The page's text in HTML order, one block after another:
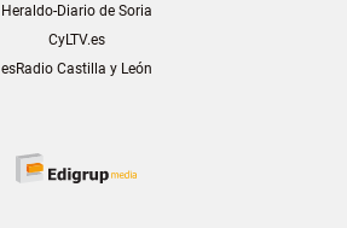
Heraldo-Diario de Soria
CyLTV.es
esRadio Castilla y León